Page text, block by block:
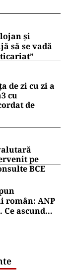
și
să se vadă
de zi cu zi a
cu
de
pe
BCE
ANP
Ce ascund